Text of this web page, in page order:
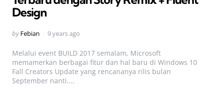
Design
Posted
by Febian 9 years ago
Melalui event BUILD 2017 semalam, Microsoft
memamerkan berbagai fitur dan hal baru di Windows 10
Fall Creators Update yang rencananya rilis bulan
September nanti....